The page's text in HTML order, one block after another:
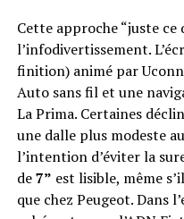
Cette approche “juste ce
l’infodivertissement.
finition) animé par
Auto sans fil et une
La Prima. Certaines
une dalle plus modeste
l’intention d’éviter la
de7” est lisible, même
que chez Peugeot. Dans